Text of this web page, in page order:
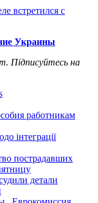
встретился с
Украины
Підписуйтесь на
работникам
інтеграції
пострадавших
детали